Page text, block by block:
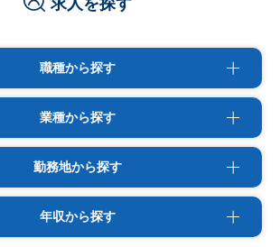
求人を探す
職種から探す
業種から探す
勤務地から探す
年収から探す